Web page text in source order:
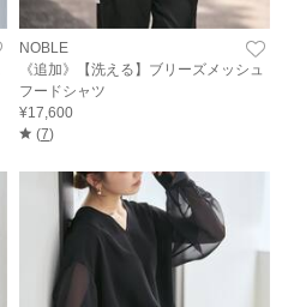
NOBLE
《追加》【洗える】ブリーズメッシュ
フードシャツ
¥17,600
(7)